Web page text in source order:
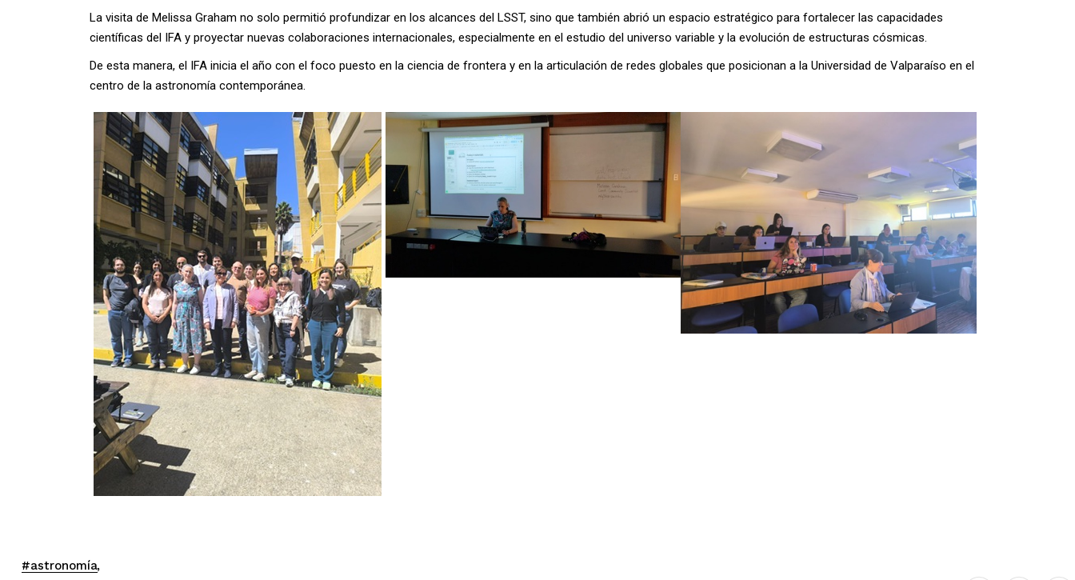
La visita de Melissa Graham no solo permitió profundizar en los alcances del LSST, sino que también abrió un espacio estratégico para fortalecer las capacidades
científicas del IFA y proyectar nuevas colaboraciones internacionales, especialmente en el estudio del universo variable y la evolución de estructuras cósmicas.
De esta manera, el IFA inicia el año con el foco puesto en la ciencia de frontera y en la articulación de redes globales que posicionan a la Universidad de Valparaíso en el
centro de la astronomía contemporánea.
#astronomía